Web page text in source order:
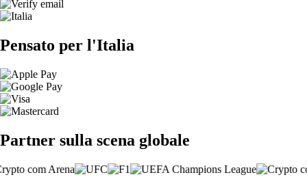
Pensato per l'Italia
Partner sulla scena globale